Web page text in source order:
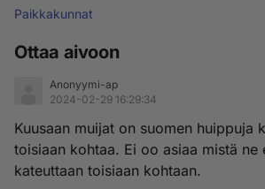
Paikkakunnat
Ottaa aivoon
Anonyymi-ap
2024-02-29 16:29:34
Kuusaan muijat on suomen huippuja
toisiaan kohtaa. Ei oo asiaa mistä ne
kateuttaan toisiaan kohtaan.